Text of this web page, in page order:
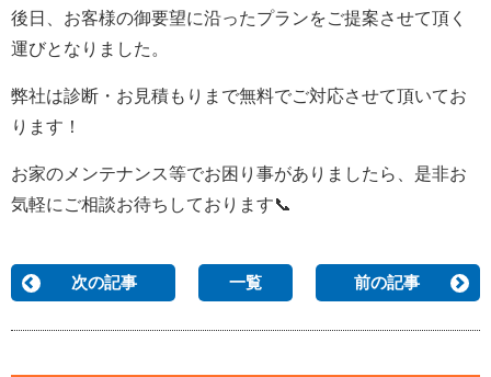
後日、お客様の御要望に沿ったプランをご提案させて頂く
運びとなりました。
弊社は診断・お見積もりまで無料でご対応させて頂いてお
ります！
お家のメンテナンス等でお困り事がありましたら、是非お
気軽にご相談お待ちしております📞
次の記事 一覧 前の記事